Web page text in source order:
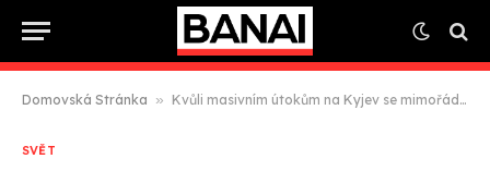
Domovská Stránka » Kvůli masivním útokům na Kyjev se mimořádně sejde Rada bezpečnosti OSN
SVĚT